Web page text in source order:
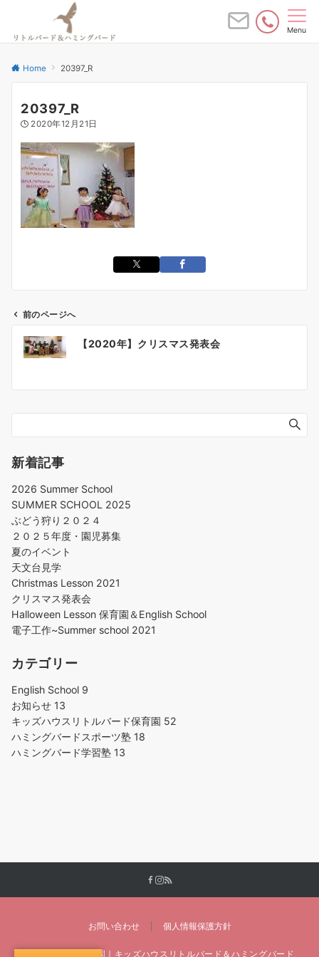
Menu
Home 20397_R
20397_R
2020年12月21日
前のページへ
【2020年】クリスマス発表会
新着記事
2026 Summer School
SUMMER SCHOOL 2025
ぶどう狩り２０２４
２０２５年度・園児募集
夏のイベント
天文台見学
Christmas Lesson 2021
クリスマス発表会
Halloween Lesson 保育園＆English School
電子工作~Summer school 2021
カテゴリー
English School 9
お知らせ 13
キッズハウスリトルバード保育園 52
ハミングバードスポーツ塾 18
ハミングバード学習塾 13
お問い合わせ 個人情報保護方針
仙台市台原の保育園｜キッズハウスリトルバード＆ハミングバード